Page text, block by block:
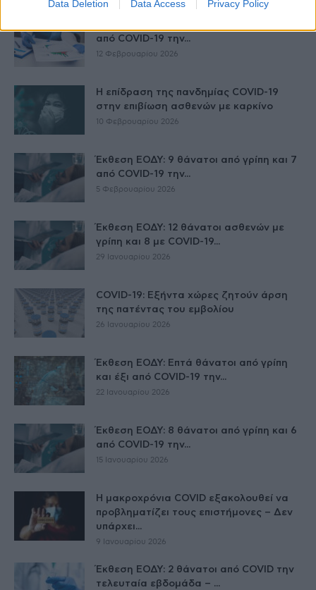
Data Deletion Data Access Privacy Policy
από COVID-19 την...
12 Φεβρουαρίου 2026
Η επίδραση της πανδημίας COVID-19
στην επιβίωση ασθενών με καρκίνο
10 Φεβρουαρίου 2026
Έκθεση ΕΟΔΥ: 9 θάνατοι από γρίπη και 7
από COVID-19 την...
5 Φεβρουαρίου 2026
Έκθεση ΕΟΔΥ: 12 θάνατοι ασθενών με
γρίπη και 8 με COVID-19...
29 Ιανουαρίου 2026
COVID-19: Εξήντα χώρες ζητούν άρση
της πατέντας του εμβολίου
26 Ιανουαρίου 2026
Έκθεση ΕΟΔΥ: Επτά θάνατοι από γρίπη
και έξι από COVID-19 την...
22 Ιανουαρίου 2026
Έκθεση ΕΟΔΥ: 8 θάνατοι από γρίπη και 6
από COVID-19 την...
15 Ιανουαρίου 2026
Η μακροχρόνια COVID εξακολουθεί να
προβληματίζει τους επιστήμονες – Δεν
υπάρχει...
9 Ιανουαρίου 2026
Έκθεση ΕΟΔΥ: 2 θάνατοι από COVID την
τελευταία εβδομάδα – ...